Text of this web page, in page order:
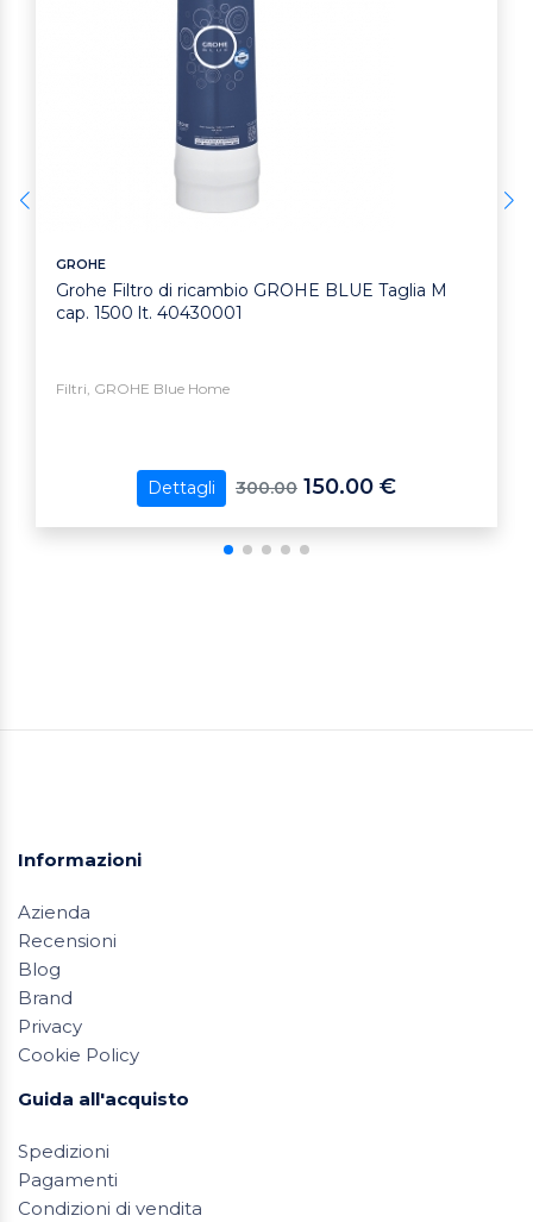
GROHE
Grohe Filtro di ricambio GROHE BLUE Taglia M
cap. 1500 lt. 40430001
Filtri, GROHE Blue Home
Dettagli 300.00 150.00 €
Informazioni
Azienda
Recensioni
Blog
Brand
Privacy
Cookie Policy
Guida all'acquisto
Spedizioni
Pagamenti
Condizioni di vendita